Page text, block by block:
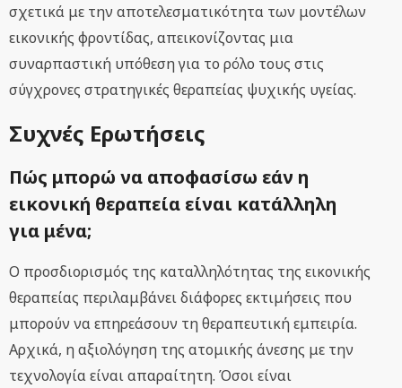
σχετικά με την αποτελεσματικότητα των μοντέλων
εικονικής φροντίδας, απεικονίζοντας μια
συναρπαστική υπόθεση για το ρόλο τους στις
σύγχρονες στρατηγικές θεραπείας ψυχικής υγείας.
Συχνές Ερωτήσεις
Πώς μπορώ να αποφασίσω εάν η
εικονική θεραπεία είναι κατάλληλη
για μένα;
Ο προσδιορισμός της καταλληλότητας της εικονικής
θεραπείας περιλαμβάνει διάφορες εκτιμήσεις που
μπορούν να επηρεάσουν τη θεραπευτική εμπειρία.
Αρχικά, η αξιολόγηση της ατομικής άνεσης με την
τεχνολογία είναι απαραίτητη. Όσοι είναι